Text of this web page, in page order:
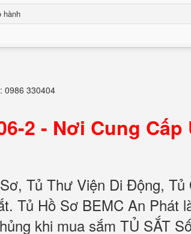
hành
0986 330404
2 - Nơi Cung Cấp
Tủ Thư Viện Di Động,
Tủ Hồ Sơ BEMC An Phát
khi mua sắm TỦ SẮT